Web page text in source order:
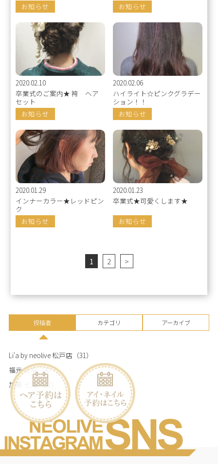
お知らせ
お知らせ
2020.02.10
卒業式のご案内★ 袴 ヘア
セット
お知らせ
2020.02.06
ハイライト☆ピンクグラデー
ション！！
お知らせ
2020.01.29
インナーカラー★レッドピン
ク
お知らせ
2020.01.23
卒業式★可愛くします★
お知らせ
1 2 >
投稿者 カテゴリ アーカイブ
Li'a by neolive 松戸店 （31）
福元 友梨（4）
加藤 七海（32）